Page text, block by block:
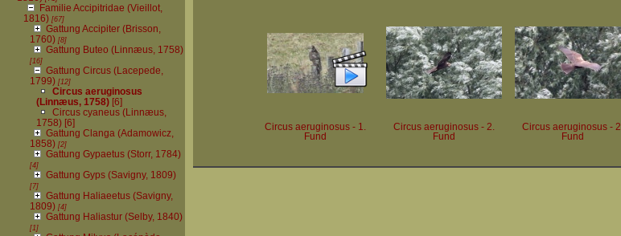
Familie Accipitridae (Vieillot,
1816)[67]
Gattung Accipiter (Brisson,
1760)[8]
Gattung Buteo (Linnæus, 1758)
[16]
Gattung Circus (Lacepede,
1799)[12]
Circus aeruginosus
(Linnæus, 1758)[6]
Circus cyaneus (Linnæus,
1758)[6]
Gattung Clanga (Adamowicz,
1858)[2]
Gattung Gypaetus (Storr, 1784)
[4]
Gattung Gyps (Savigny, 1809)
[7]
Gattung Haliaeetus (Savigny,
1809)[4]
Gattung Haliastur (Selby, 1840)
[1]
Circus aeruginosus - 1.
Fund
Circus aeruginosus - 2.
Fund
Circus aeruginosus - 2.
Fund